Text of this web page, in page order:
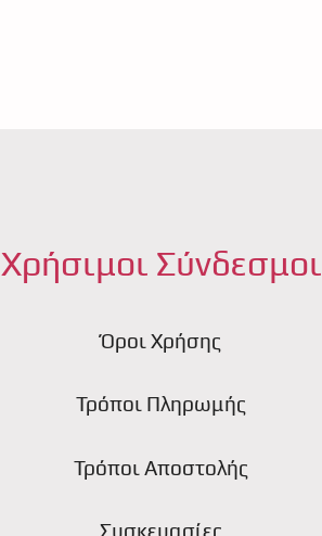
Χρήσιμοι Σύνδεσμοι
Όροι Χρήσης
Τρόποι Πληρωμής
Τρόποι Αποστολής
Συσκευασίες